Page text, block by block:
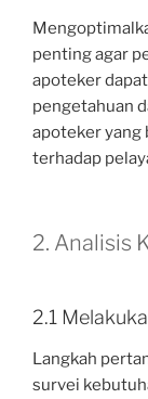
penting agar
apoteker
pengetahuan
apoteker
terhadap
2. Analisis
2.1
Langkah
survei